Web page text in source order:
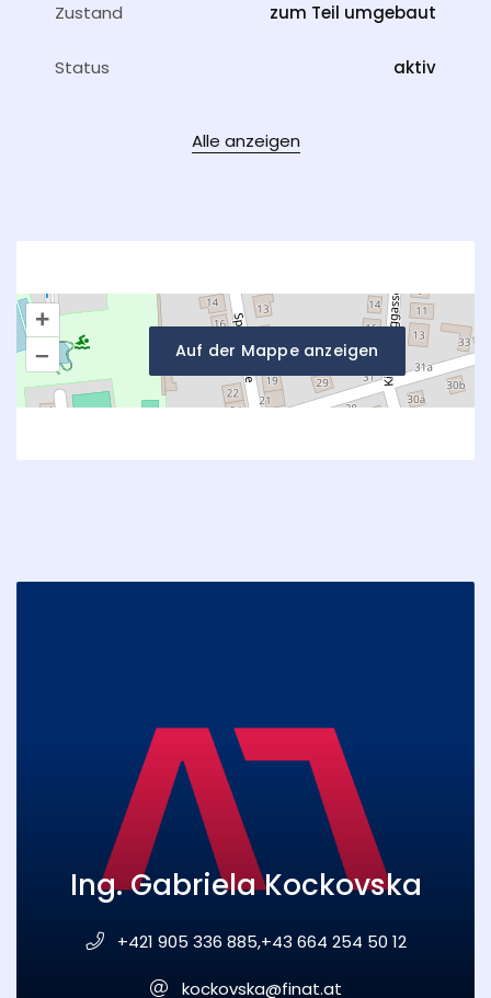
Zustand zum Teil umgebaut
Status aktiv
Alle anzeigen
Auf der Mappe anzeigen
+
–
Ing. Gabriela Kockovska
+421 905 336 885,+43 664 254 50 12
kockovska@finat.at